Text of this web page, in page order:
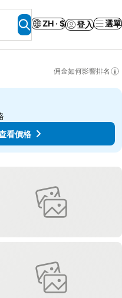
ZH · $ 登入 選單
佣金如何影響排名
看價格